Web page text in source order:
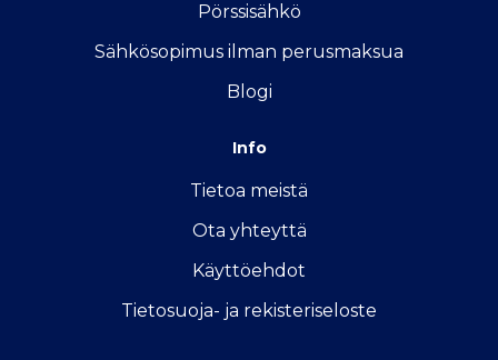
Pörssisähkö
Sähkösopimus ilman perusmaksua
Blogi
Info
Tietoa meistä
Ota yhteyttä
Käyttöehdot
Tietosuoja- ja rekisteriseloste